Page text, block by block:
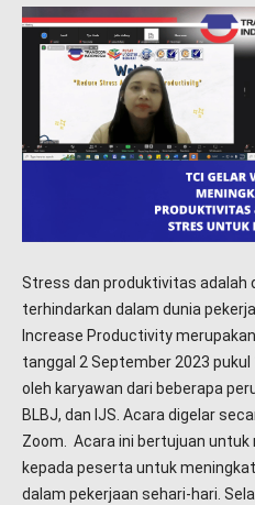
Stress dan produktivitas adalah
terhindarkan dalam dunia
Increase Productivity
tanggal 2 September 2023 pukul
oleh karyawan dari beberapa
BLBJ, dan IJS. Acara digelar
Zoom. Acara ini bertujuan
kepada peserta untuk
dalam pekerjaan sehari-hari.